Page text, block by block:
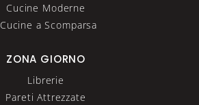
Cucine Moderne
Cucine a Scomparsa
ZONA GIORNO
Librerie
Pareti Attrezzate